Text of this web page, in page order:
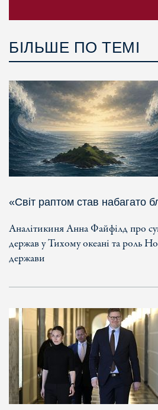
БІЛЬШЕ ПО ТЕМІ
«Світ раптом став набагато
Аналітикиня Анна Файфілд про
держав у Тихому океані та роль
держави